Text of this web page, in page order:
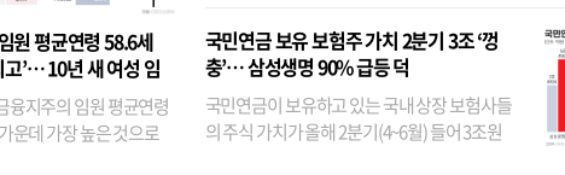
원 평균연령 58.6세
고’… 10년 새 여성 임
충
융지주의 임원 평균연령
운데 가장 높은 것으로
융이었다. 특히 KB금융은 지난달 말 기준 해외
기관투자자 지분율이...
국민연금 보유 보험주 가치 2분기 3조 ‘껑
충’… 삼성생명 90% 급등 덕
국민연금이 보유하고 있는 국내 상장 보험사들
의 주식 가치가 올해 2분기(4~6월) 들어 3조원